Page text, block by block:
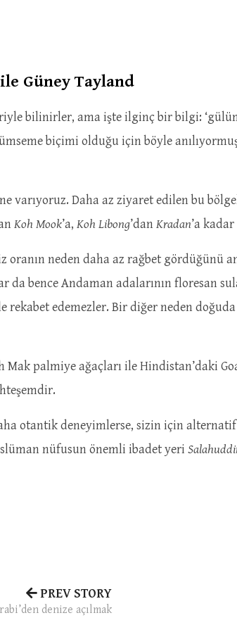
Güney Tayland
bilinirler, ama işte ilginç bir bilgi:
biçimi olduğu için böyle
varıyoruz. Daha az ziyaret edilen bu
Koh Mook’a, Koh Libong’danKradan’a
oranın neden daha az rağbet gördüğünü
da bence Andaman adalarının floresan
edemezler. Bir diğer neden
palmiye ağaçları ile Hindistan’daki
otantik deneyimlerse, sizin için
nüfusun önemli ibadet yeri
PREV STORY
denize açılmak